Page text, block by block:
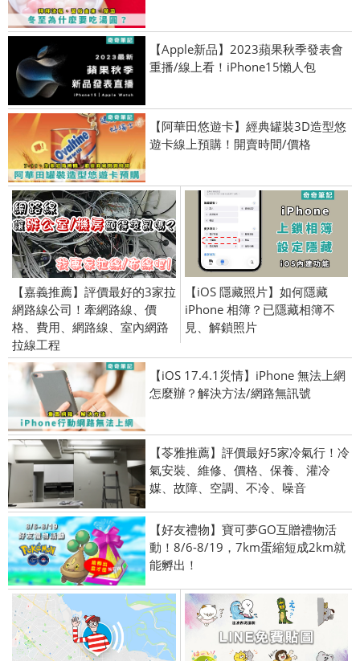
【Apple新品】2023蘋果秋季發表會
重播/線上看！iPhone15懶人包
【阿華田悠遊卡】經典罐裝3D造型悠
遊卡線上預購！開賣時間/價格
【嘉義推薦】評價最好的3家拉
網路線公司！牽網路線、價
格、費用、網路線、室內網路
拉線工程
【iOS 隱藏照片】如何隱藏
iPhone 相簿？已隱藏相簿不
見、解鎖照片
【iOS 17.4.1災情】iPhone 無法上網
怎麼辦？解決方法/網路無訊號
【苓雅推薦】評價最好5家冷氣行！冷
氣安裝、維修、價格、保養、灌冷
媒、故障、空調、不冷、噪音
【好友禮物】寶可夢GO互贈禮物活
動！8/6-8/19，7km蛋縮短成2km就
能孵出！